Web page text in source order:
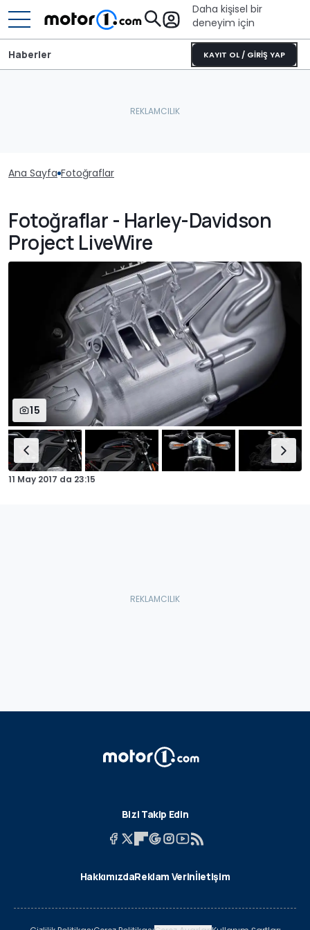
Daha kişisel bir
deneyim için
KAYIT OL / GİRİŞ YAP
Haberler
Ana Sayfa Fotoğraflar
Fotoğraflar - Harley-Davidson
Project LiveWire
15
11 May 2017 da 23:15
Bizi Takip Edin
HakkımızdaReklam Verinİletişim